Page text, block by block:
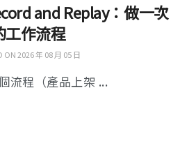
and Replay：做一次
工作流程
ON 2026 年 08 月 05 日
流程（產品上架 ...